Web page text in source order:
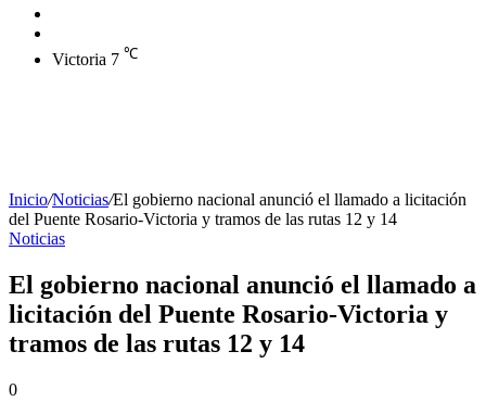
Victoria 7 ℃
Inicio/Noticias/El gobierno nacional anunció el llamado a licitación
del Puente Rosario-Victoria y tramos de las rutas 12 y 14
Noticias
El gobierno nacional anunció el llamado a
licitación del Puente Rosario-Victoria y
tramos de las rutas 12 y 14
0